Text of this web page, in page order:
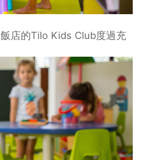
店的Tilo Kids Club度過充